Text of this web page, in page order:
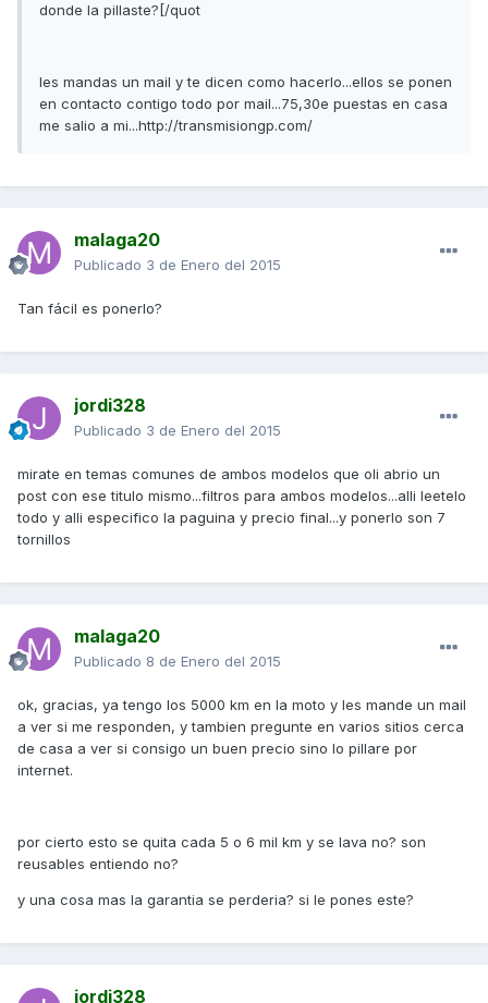
donde la pillaste?[/quot
les mandas un mail y te dicen como hacerlo...ellos se ponen
en contacto contigo todo por mail...75,30e puestas en casa
me salio a mi...http://transmisiongp.com/
malaga20
Publicado 3 de Enero del 2015
Tan fácil es ponerlo?
jordi328
Publicado 3 de Enero del 2015
mirate en temas comunes de ambos modelos que oli abrio un
post con ese titulo mismo...filtros para ambos modelos...alli leetelo
todo y alli especifico la paguina y precio final...y ponerlo son 7
tornillos
malaga20
Publicado 8 de Enero del 2015
ok, gracias, ya tengo los 5000 km en la moto y les mande un mail
a ver si me responden, y tambien pregunte en varios sitios cerca
de casa a ver si consigo un buen precio sino lo pillare por
internet.
por cierto esto se quita cada 5 o 6 mil km y se lava no? son
reusables entiendo no?
y una cosa mas la garantia se perderia? si le pones este?
jordi328